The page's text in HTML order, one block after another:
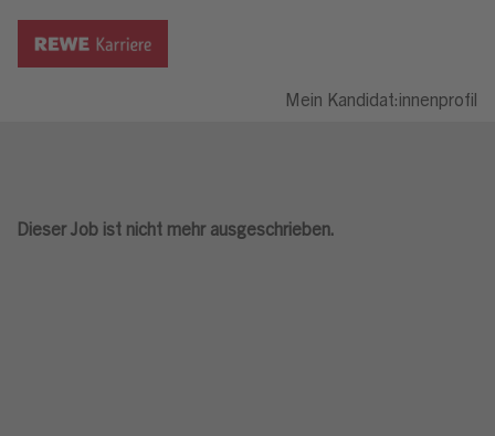
Mein Kandidat:innenprofil
Dieser Job ist nicht mehr ausgeschrieben.